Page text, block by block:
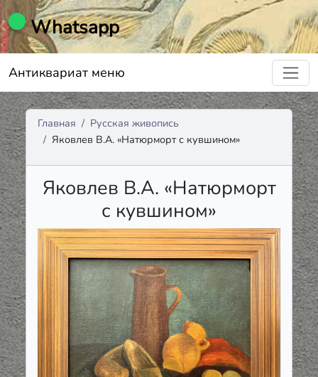
Whatsapp
Антиквариат меню
Главная
Русская живопись
Яковлев В.А. «Натюрморт с кувшином»
Яковлев В.А. «Натюрморт
с кувшином»